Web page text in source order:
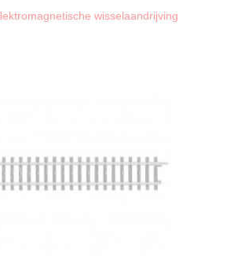
wisselaandrijving